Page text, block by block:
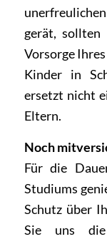
gerät,
Vorsorge
Kinder in
ersetzt nicht
Eltern.
Noch
Für die
Studiums
Schutz über
Sie uns die